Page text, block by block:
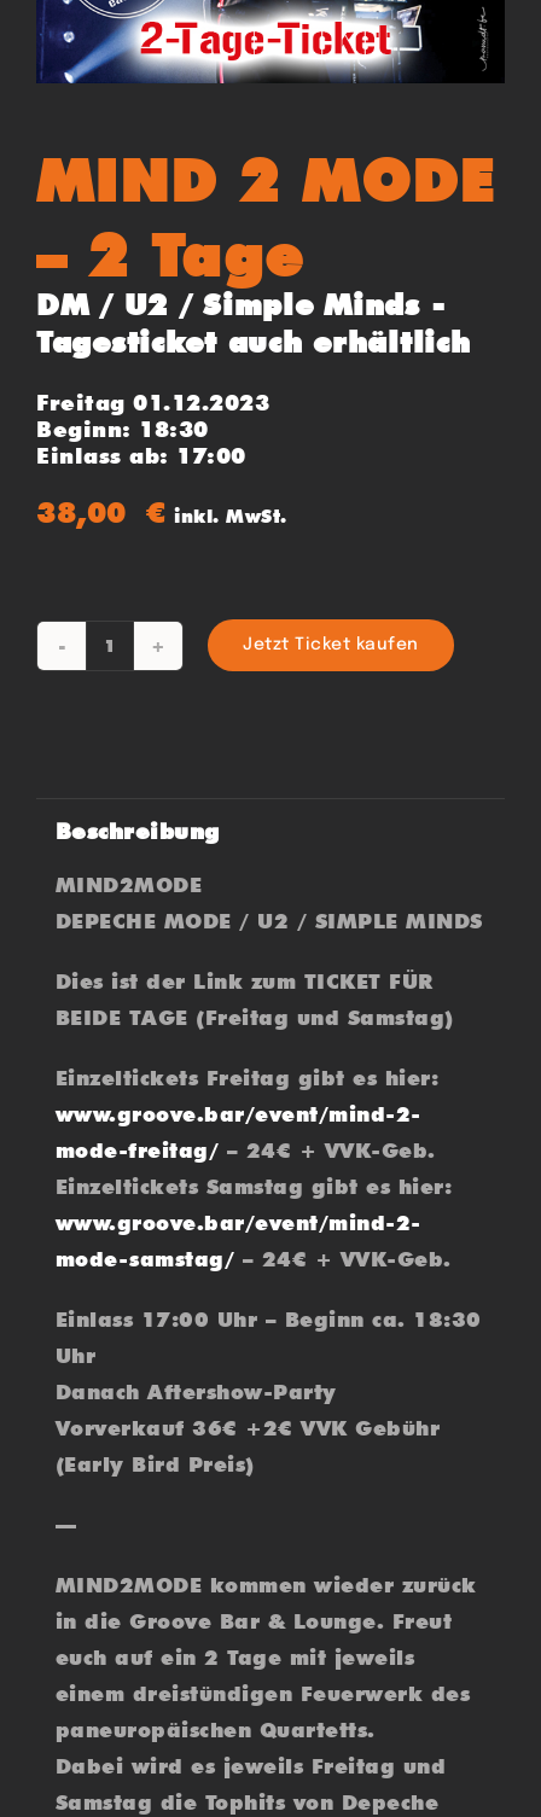
MIND 2 MODE
– 2 Tage
DM / U2 / Simple Minds -
Tagesticket auch erhältlich
Freitag 01.12.2023
Beginn: 18:30
Einlass ab: 17:00
38,00€ inkl. MwSt.
Tage
Menge
Jetzt Ticket kaufen
Beschreibung
MIND2MODE
DEPECHE MODE / U2 / SIMPLE MINDS
Dies ist der Link zum TICKET FÜR
BEIDE TAGE (Freitag und Samstag)
Einzeltickets Freitag gibt es hier:
www.groove.bar/event/mind-2-
mode-freitag/ – 24€ + VVK-Geb.
Einzeltickets Samstag gibt es hier:
www.groove.bar/event/mind-2-
mode-samstag/ – 24€ + VVK-Geb.
Einlass 17:00 Uhr – Beginn ca. 18:30
Uhr
Danach Aftershow-Party
Vorverkauf 36€ +2€ VVK Gebühr
(Early Bird Preis)
—
MIND2MODE kommen wieder zurück
in die Groove Bar & Lounge. Freut
euch auf ein 2 Tage mit jeweils
einem dreistündigen Feuerwerk des
paneuropäischen Quartetts.
Dabei wird es jeweils Freitag und
Samstag die Tophits von Depeche